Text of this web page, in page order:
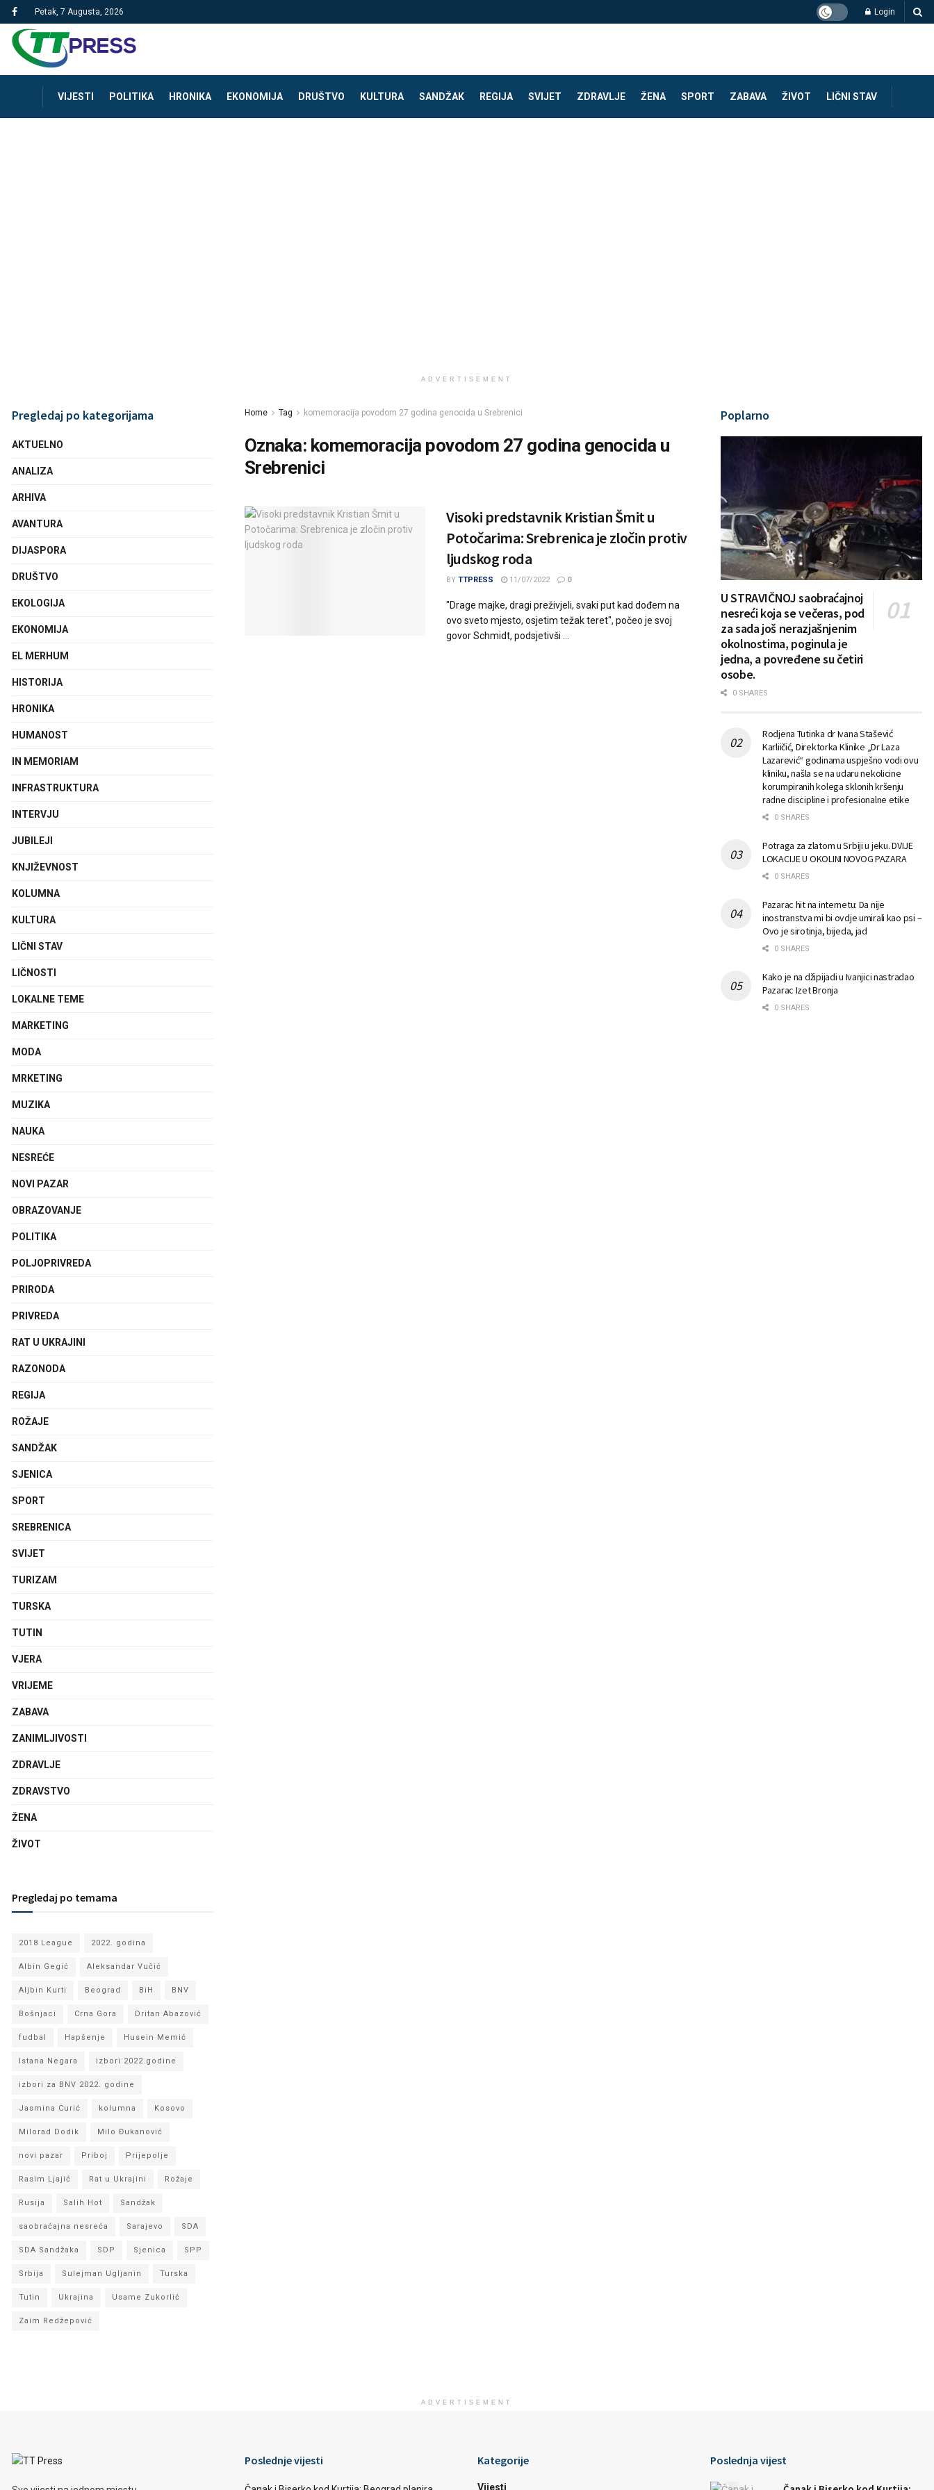
Petak, 7 Augusta, 2026 Login
VIJESTI POLITIKA HRONIKA EKONOMIJA DRUŠTVO KULTURA SANDŽAK REGIJA SVIJET ZDRAVLJE ŽENA SPORT ZABAVA ŽIVOT LIČNI STAV
ADVERTISEMENT
Home Tag komemoracija povodom 27 godina genocida u Srebrenici
Oznaka: komemoracija povodom 27 godina genocida u
Srebrenici
Visoki predstavnik Kristian Šmit u
Potočarima: Srebrenica je zločin protiv
ljudskog roda
BY TTPRESS 11/07/2022 0
"Drage majke, dragi preživjeli, svaki put kad dođem na
ovo sveto mjesto, osjetim težak teret", počeo je svoj
govor Schmidt, podsjetivši ...
Pregledaj po kategorijama
AKTUELNO
ANALIZA
ARHIVA
AVANTURA
DIJASPORA
DRUŠTVO
EKOLOGIJA
EKONOMIJA
EL MERHUM
HISTORIJA
HRONIKA
HUMANOST
IN MEMORIAM
INFRASTRUKTURA
INTERVJU
JUBILEJI
KNJIŽEVNOST
KOLUMNA
KULTURA
LIČNI STAV
LIČNOSTI
LOKALNE TEME
MARKETING
MODA
MRKETING
MUZIKA
NAUKA
NESREĆE
NOVI PAZAR
OBRAZOVANJE
POLITIKA
POLJOPRIVREDA
PRIRODA
PRIVREDA
RAT U UKRAJINI
RAZONODA
REGIJA
ROŽAJE
SANDŽAK
SJENICA
SPORT
SREBRENICA
SVIJET
TURIZAM
TURSKA
TUTIN
VJERA
VRIJEME
ZABAVA
ZANIMLJIVOSTI
ZDRAVLJE
ZDRAVSTVO
ŽENA
ŽIVOT
Pregledaj po temama
2018 League 2022. godina
Albin Gegić Aleksandar Vučić
Aljbin Kurti Beograd BiH BNV
Bošnjaci Crna Gora Dritan Abazović
fudbal Hapšenje Husein Memić
Istana Negara izbori 2022.godine
izbori za BNV 2022. godine
Jasmina Curić kolumna Kosovo
Milorad Dodik Milo Đukanović
novi pazar Priboj Prijepolje
Rasim Ljajić Rat u Ukrajini Rožaje
Rusija Salih Hot Sandžak
saobraćajna nesreća Sarajevo SDA
SDA Sandžaka SDP Sjenica SPP
Srbija Sulejman Ugljanin Turska
Tutin Ukrajina Usame Zukorlić
Zaim Redžepović
Poplarno
U STRAVIČNOJ saobraćajnoj
nesreći koja se večeras, pod
za sada još nerazjašnjenim
okolnostima, poginula je
jedna, a povređene su četiri
osobe.
0 SHARES
Rodjena Tutinka dr Ivana Stašević
Karliičić, Direktorka Klinike „Dr Laza
Lazarević“ godinama uspješno vodi ovu
kliniku, našla se na udaru nekolicine
korumpiranih kolega sklonih kršenju
radne discipline i profesionalne etike
0 SHARES
Potraga za zlatom u Srbiji u jeku. DVIJE
LOKACIJE U OKOLINI NOVOG PAZARA
0 SHARES
Pazarac hit na internetu: Da nije
inostranstva mi bi ovdje umirali kao psi –
Ovo je sirotinja, bijeda, jad
0 SHARES
Kako je na džipijadi u Ivanjici nastradao
Pazarac Izet Bronja
0 SHARES
ADVERTISEMENT
Poslednje vijesti Kategorije
Vijesti
Poslednja vijest